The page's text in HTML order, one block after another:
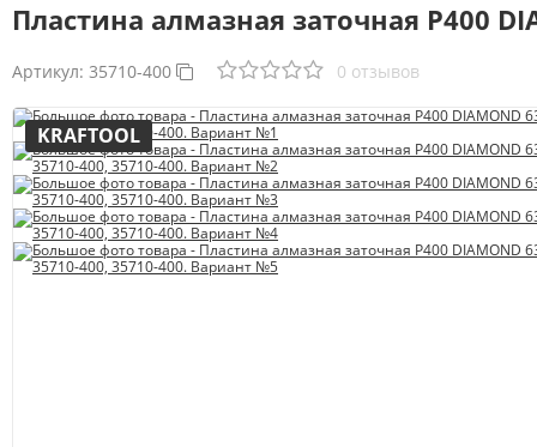
Пластина алмазная заточная Р400
Артикул: 35710-400 0 отзывов
KRAFTOOL